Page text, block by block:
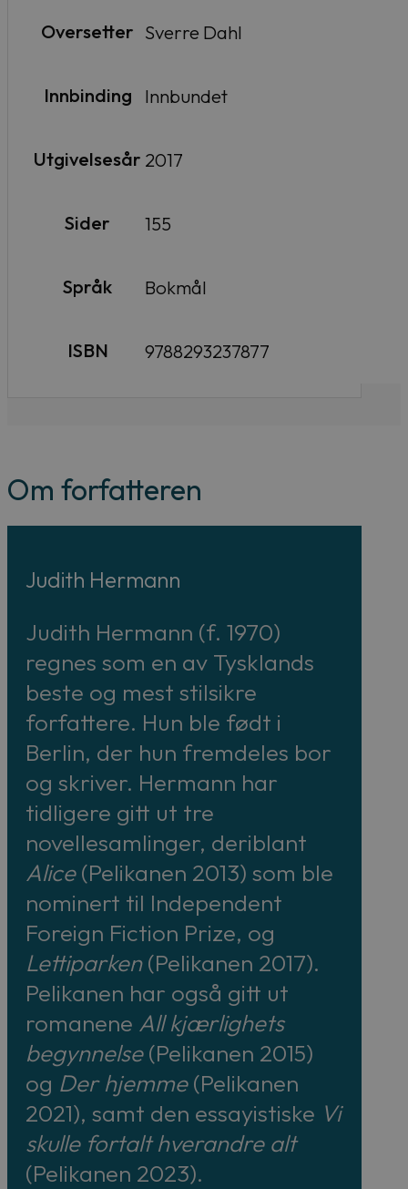
Oversetter Sverre Dahl
Innbinding Innbundet
Utgivelsesår 2017
Sider 155
Språk Bokmål
ISBN 9788293237877
Om forfatteren
Judith Hermann
Judith Hermann (f. 1970)
regnes som en av Tysklands
beste og mest stilsikre
forfattere. Hun ble født i
Berlin, der hun fremdeles bor
og skriver. Hermann har
tidligere gitt ut tre
novellesamlinger, deriblant
Alice(Pelikanen 2013) som ble
nominert til Independent
Foreign Fiction Prize, og
Lettiparken(Pelikanen 2017).
Pelikanen har også gitt ut
romanene All kjærlighets
begynnelse(Pelikanen 2015)
og Der hjemme(Pelikanen
2021), samt den essayistiske Vi
skulle fortalt hverandre alt
(Pelikanen 2023).